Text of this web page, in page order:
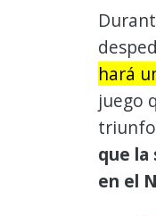
hará
juego
triunfo
que la
en el